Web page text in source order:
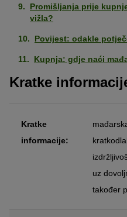
Promišljanja prije
vižla?
Povijest: odakle
Kupnja: gdje naći
Kratke
Kratke
informacije:
uz
također